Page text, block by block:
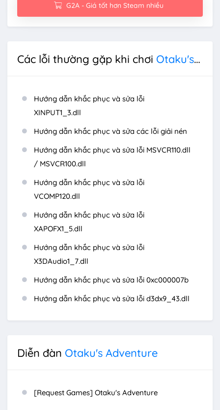
G2A - Giá tốt hơn Steam nhiều
Các lỗi thường gặp khi chơi Otaku's Adventure
Hướng dẫn khắc phục và sửa lỗi
XINPUT1_3.dll
Hướng dẫn khắc phục và sửa các lỗi giải nén
Hướng dẫn khắc phục và sửa lỗi MSVCR110.dll
/ MSVCR100.dll
Hướng dẫn khắc phục và sửa lỗi
VCOMP120.dll
Hướng dẫn khắc phục và sửa lỗi
XAPOFX1_5.dll
Hướng dẫn khắc phục và sửa lỗi
X3DAudio1_7.dll
Hướng dẫn khắc phục và sửa lỗi 0xc000007b
Hướng dẫn khắc phục và sửa lỗi d3dx9_43.dll
Diễn đàn Otaku's Adventure
[Request Games] Otaku's Adventure